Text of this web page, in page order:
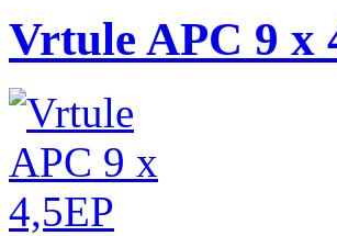
Vrtule APC 9 x